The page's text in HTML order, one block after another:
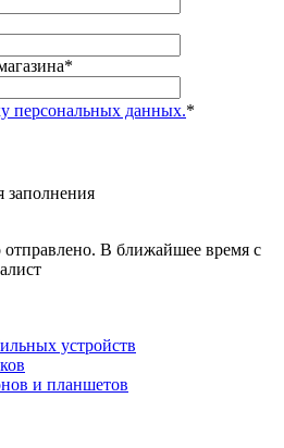
*
персональных данных.*
заполнения
В ближайшее время с
устройств
и планшетов